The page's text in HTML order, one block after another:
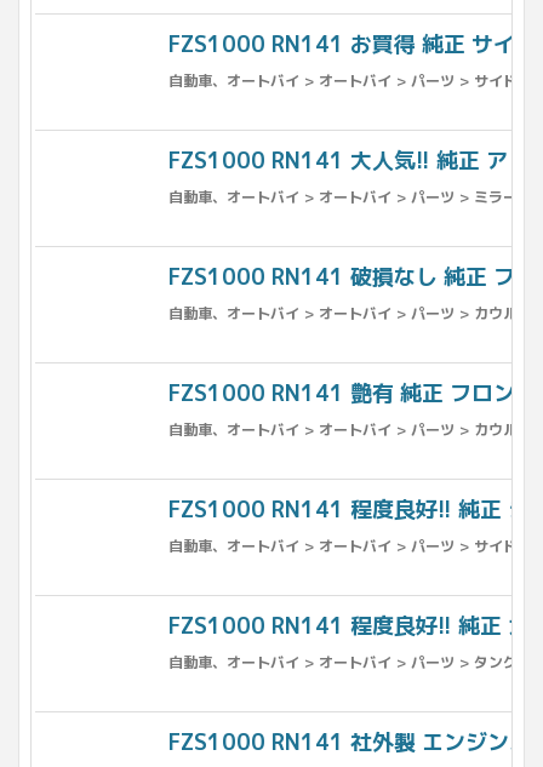
FZS1000 RN141 お買得 純正 サイ
自動車、オートバイ > オートバイ > パーツ > サイドカ
FZS1000 RN141 大人気!! 純正 アッ
自動車、オートバイ > オートバイ > パーツ > ミラー
FZS1000 RN141 破損なし 純正 フ
自動車、オートバイ > オートバイ > パーツ > カウル、
FZS1000 RN141 艶有 純正 フロン
自動車、オートバイ > オートバイ > パーツ > カウル、
FZS1000 RN141 程度良好!! 純正 シ
自動車、オートバイ > オートバイ > パーツ > サイドカ
FZS1000 RN141 程度良好!! 純正 ガ
自動車、オートバイ > オートバイ > パーツ > タンク >
FZS1000 RN141 社外製 エンジン